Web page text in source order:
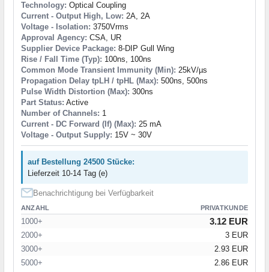
Technology: Optical Coupling
Current - Output High, Low: 2A, 2A
Voltage - Isolation: 3750Vrms
Approval Agency: CSA, UR
Supplier Device Package: 8-DIP Gull Wing
Rise / Fall Time (Typ): 100ns, 100ns
Common Mode Transient Immunity (Min): 25kV/µs
Propagation Delay tpLH / tpHL (Max): 500ns, 500ns
Pulse Width Distortion (Max): 300ns
Part Status: Active
Number of Channels: 1
Current - DC Forward (If) (Max): 25 mA
Voltage - Output Supply: 15V ~ 30V
auf Bestellung 24500 Stücke:
Lieferzeit 10-14 Tag (e)
Benachrichtigung bei Verfügbarkeit
ANZAHL PRIVATKUNDE
1000+ 3.12 EUR
2000+
3 EUR
3000+
2.93 EUR
5000+
2.86 EUR